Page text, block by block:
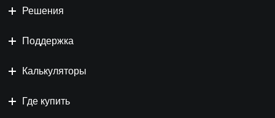
Решения
Поддержка
Калькуляторы
Где купить